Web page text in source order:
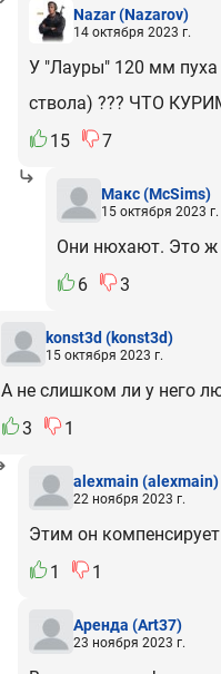
Nazar(Nazarov)
14 октября 2023 г.
У "Лауры" 120 мм пуха
ствола) ??? ЧТО
15
7
Макс(McSims)
15 октября 2023 г.
Они нюхают. Это ж
6
3
konst3d(konst3d)
15 октября 2023 г.
А не слишком ли у него
3
1
alexmain(alexmain)
22 ноября 2023 г.
Этим он
1
1
Аренда (Art37)
23 ноября 2023 г.